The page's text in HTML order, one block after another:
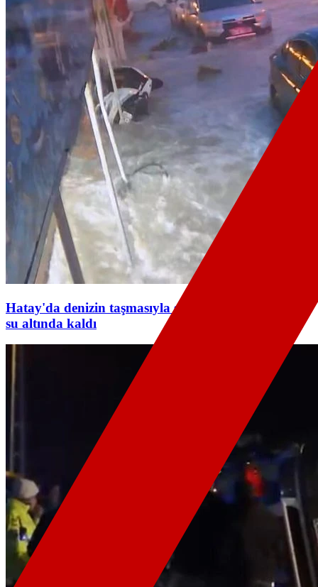
Hatay'da denizin taşmasıyla sahil yolu ve işletmeler
su altında kaldı